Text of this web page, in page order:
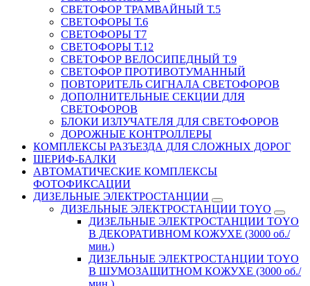
СВЕТОФОР ТРАМВАЙНЫЙ Т.5
СВЕТОФОРЫ Т.6
СВЕТОФОРЫ Т7
СВЕТОФОРЫ Т.12
СВЕТОФОР ВЕЛОСИПЕДНЫЙ Т.9
СВЕТОФОР ПРОТИВОТУМАННЫЙ
ПОВТОРИТЕЛЬ СИГНАЛА СВЕТОФОРОВ
ДОПОЛНИТЕЛЬНЫЕ СЕКЦИИ ДЛЯ
СВЕТОФОРОВ
БЛОКИ ИЗЛУЧАТЕЛЯ ДЛЯ СВЕТОФОРОВ
ДОРОЖНЫЕ КОНТРОЛЛЕРЫ
КОМПЛЕКСЫ РАЗЪЕЗДА ДЛЯ СЛОЖНЫХ ДОРОГ
ШЕРИФ-БАЛКИ
АВТОМАТИЧЕСКИЕ КОМПЛЕКСЫ
ФОТОФИКСАЦИИ
ДИЗЕЛЬНЫЕ ЭЛЕКТРОСТАНЦИИ
ДИЗЕЛЬНЫЕ ЭЛЕКТРОСТАНЦИИ TOYO
ДИЗЕЛЬНЫЕ ЭЛЕКТРОСТАНЦИИ TOYO
В ДЕКОРАТИВНОМ КОЖУХЕ (3000 об./
мин.)
ДИЗЕЛЬНЫЕ ЭЛЕКТРОСТАНЦИИ TOYO
В ШУМОЗАЩИТНОМ КОЖУХЕ (3000 об./
мин.)